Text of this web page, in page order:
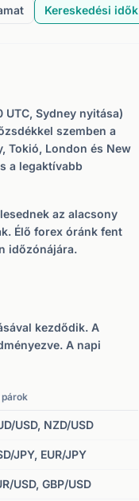
Kereskedési idők
Sydney nyitása)
szemben a
Tokió, London és New
a legaktívabb
az alacsony
Élő forex óránk fent
időzónájára.
kezdődik. A
A napi
párok
USD, NZD/USD
JPY, EUR/JPY
USD, GBP/USD